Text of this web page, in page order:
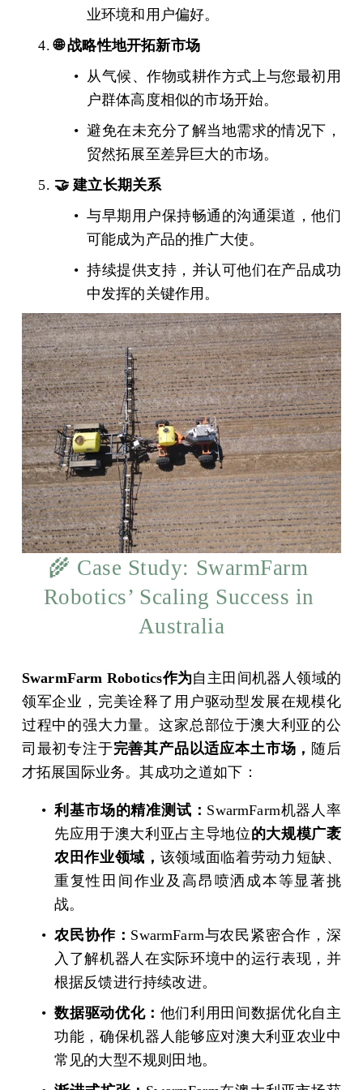
业环境和用户偏好。
🌐 战略性地开拓新市场
从气候、作物或耕作方式上与您最初用
户群体高度相似的市场开始。
避免在未充分了解当地需求的情况下，
贸然拓展至差异巨大的市场。
🤝 建立长期关系
与早期用户保持畅通的沟通渠道，他们
可能成为产品的推广大使。
持续提供支持，并认可他们在产品成功
中发挥的关键作用。
🌾 Case Study: SwarmFarm
Robotics’ Scaling Success in
Australia
SwarmFarm Robotics作为自主田间机器人领域的
领军企业，完美诠释了用户驱动型发展在规模化
过程中的强大力量。这家总部位于澳大利亚的公
司最初专注于完善其产品以适应本土市场， 随后
才拓展国际业务。其成功之道如下：
利基市场的精准测试： SwarmFarm机器人率
先应用于澳大利亚占主导地位的大规模广袤
农田作业领域， 该领域面临着劳动力短缺、
重复性田间作业及高昂喷洒成本等显著挑
战。
农民协作： SwarmFarm与农民紧密合作，深
入了解机器人在实际环境中的运行表现，并
根据反馈进行持续改进。
数据驱动优化： 他们利用田间数据优化自主
功能，确保机器人能够应对澳大利亚农业中
常见的大型不规则田地。